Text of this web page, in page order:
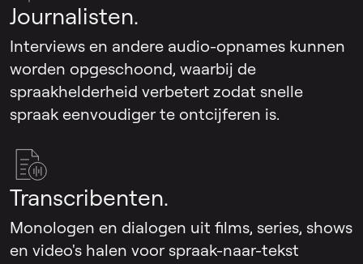
Journalisten.
Interviews en andere audio-opnames kunnen
worden opgeschoond, waarbij de
spraakhelderheid verbetert zodat snelle
spraak eenvoudiger te ontcijferen is.
Transcribenten.
Monologen en dialogen uit films, series, shows
en video's halen voor spraak-naar-tekst